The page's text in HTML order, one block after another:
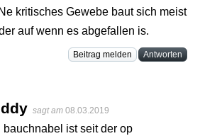
kritisches Gewebe baut sich meist
auf wenn es abgefallen is.
Beitrag melden Antworten
sagt am 08.03.2019
ist seit der op